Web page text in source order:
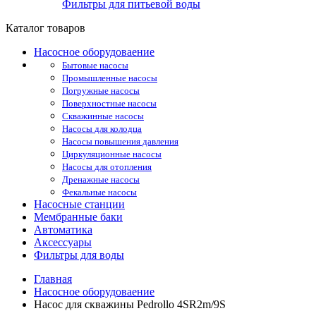
Фильтры для питьевой воды
Каталог товаров
Насосное оборудоваение
Бытовые насосы
Промышленные насосы
Погружные насосы
Поверхностные насосы
Скважинные насосы
Насосы для колодца
Насосы повышения давления
Циркуляционные насосы
Насосы для отопления
Дренажные насосы
Фекальные насосы
Насосные станции
Мембранные баки
Автоматика
Аксессуары
Фильтры для воды
Главная
Насосное оборудоваение
Насос для скважины Pedrollo 4SR2m/9S